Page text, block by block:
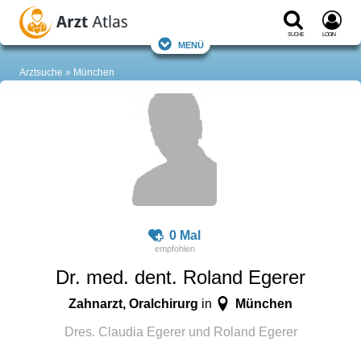
Suche Login
Menü
Arztsuche München
0 Mal
Dr. med. dent. Roland Egerer
Zahnarzt, Oralchirurg in München
Dres. Claudia Egerer und Roland Egerer